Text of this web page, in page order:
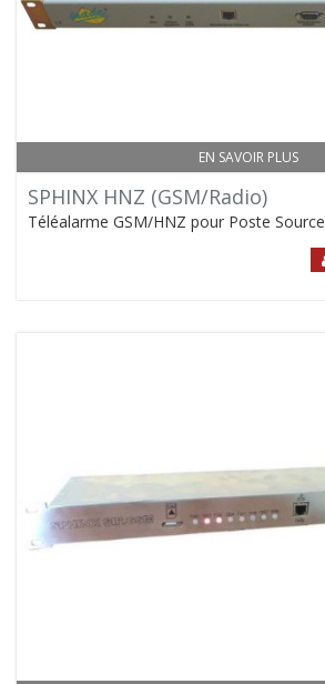
EN SAVOIR PLUS
SPHINX HNZ (GSM/Radio)
Téléalarme GSM/HNZ pour Poste Source